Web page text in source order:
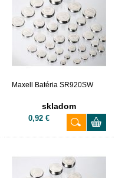
Maxell Batéria SR920SW
skladom
0,92 €